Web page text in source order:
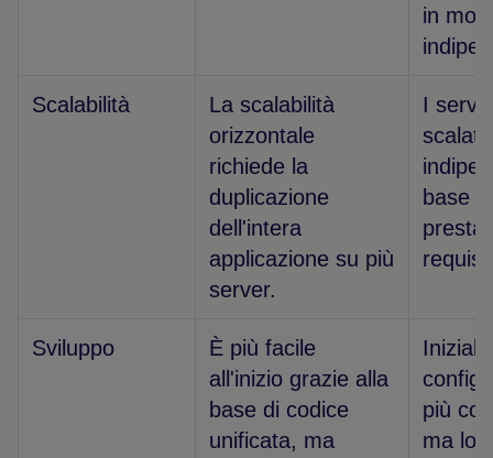
in
Scalabilità
La scalabilità
orizzontale
richiede la
duplicazione
dell'intera
applicazione su più
server.
I
scalati
base
Sviluppo
È più facile
all'inizio grazie alla
base di codice
unificata, ma
più
ma lo